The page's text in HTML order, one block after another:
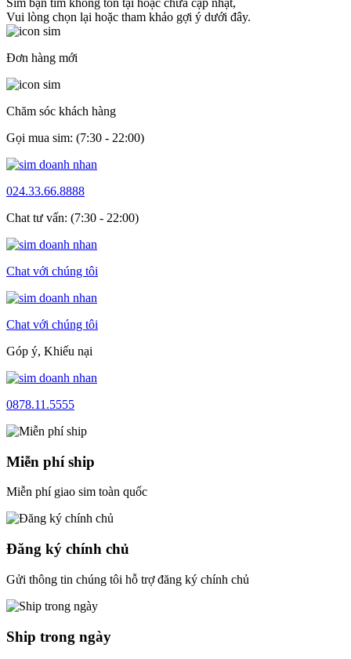
Sim bạn tìm không tồn tại hoặc chưa cập nhật,
Vui lòng chọn lại hoặc tham khảo gợi ý dưới đây.
Đơn hàng mới
Chăm sóc khách hàng
Gọi mua sim: (7:30 - 22:00)
024.33.66.8888
Chat tư vấn: (7:30 - 22:00)
Chat với chúng tôi
Chat với chúng tôi
Góp ý, Khiếu nại
0878.11.5555
Miễn phí ship
Miễn phí giao sim toàn quốc
Đăng ký chính chủ
Gửi thông tin chúng tôi hỗ trợ đăng ký chính chủ
Ship trong ngày